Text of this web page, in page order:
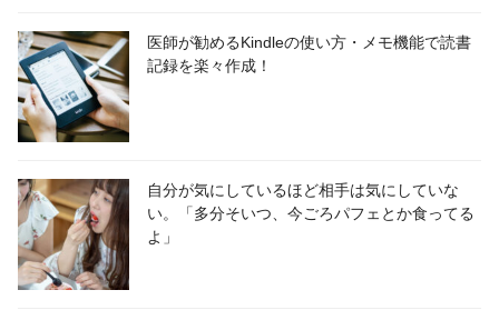
医師が勧めるKindleの使い方・メモ機能で読書
記録を楽々作成！
自分が気にしているほど相手は気にしていな
い。「多分そいつ、今ごろパフェとか食ってる
よ」